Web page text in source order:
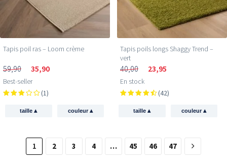
Tapis poil ras​ – Loom crème
59,90 35,90
Best-seller
(1)
taille▴ couleur▴
Tapis poils longs Shaggy Trend –
vert
40,00 23,95
En stock
(42)
taille▴ couleur▴
1 2 3 4 … 45 46 47